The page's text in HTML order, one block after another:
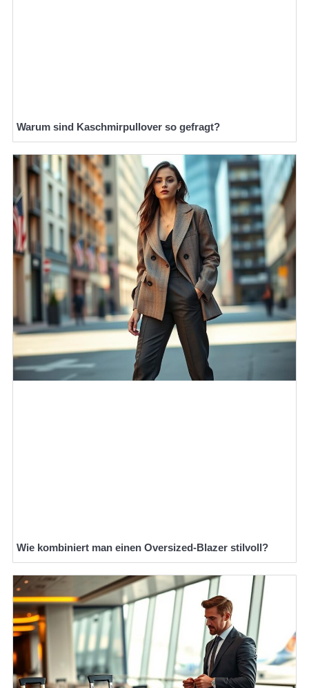
Warum sind Kaschmirpullover so gefragt?
Wie kombiniert man einen Oversized-Blazer stilvoll?